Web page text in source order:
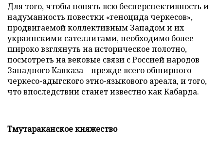
Для того, чтобы понять всю бесперспективность и
надуманность повестки «геноцида черкесов»,
продвигаемой коллективным Западом и их
украинскими сателлитами, необходимо более
широко взглянуть на историческое полотно,
посмотреть на вековые связи с Россией народов
Западного Кавказа – прежде всего обширного
черкесо-адыгского этно-языкового ареала, и того,
что впоследствии станет известно как Кабарда.
Тмутараканское княжество